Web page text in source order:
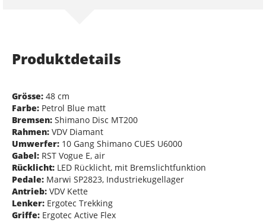
Produktdetails
Grösse: 48 cm
Farbe: Petrol Blue matt
Bremsen: Shimano Disc MT200
Rahmen: VDV Diamant
Umwerfer: 10 Gang Shimano CUES U6000
Gabel: RST Vogue E, air
Rücklicht: LED Rücklicht, mit Bremslichtfunktion
Pedale: Marwi SP2823, Industriekugellager
Antrieb: VDV Kette
Lenker: Ergotec Trekking
Griffe: Ergotec Active Flex